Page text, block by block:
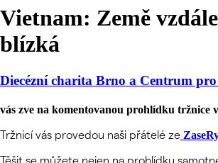
Vietnam: Země
blízká
Diecézní charita Brno a Centrum
vás zve na komentovanou prohlídku tržnice
Tržnicí vás provedou naši přátelé ze
Těšit se můžete nejen na prohlídku